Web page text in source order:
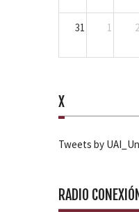
31 1 2
X
Tweets by
RADIO